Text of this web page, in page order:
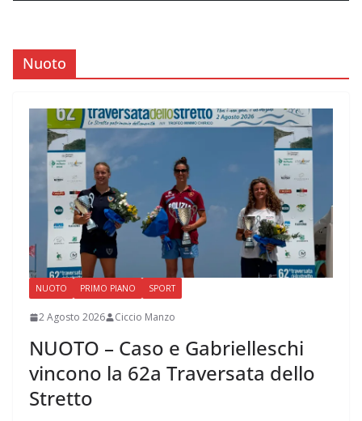
Nuoto
NUOTO PRIMO PIANO SPORT
2 Agosto 2026 Ciccio Manzo
NUOTO – Caso e Gabrielleschi
vincono la 62a Traversata dello
Stretto